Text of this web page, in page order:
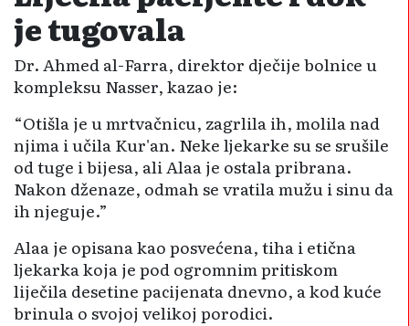
je tugovala
Dr. Ahmed al-Farra, direktor dječije bolnice u
kompleksu Nasser, kazao je:
“Otišla je u mrtvačnicu, zagrlila ih, molila nad
njima i učila Kur'an. Neke ljekarke su se srušile
od tuge i bijesa, ali Alaa je ostala pribrana.
Nakon dženaze, odmah se vratila mužu i sinu da
ih njeguje.”
Alaa je opisana kao posvećena, tiha i etična
ljekarka koja je pod ogromnim pritiskom
liječila desetine pacijenata dnevno, a kod kuće
brinula o svojoj velikoj porodici.